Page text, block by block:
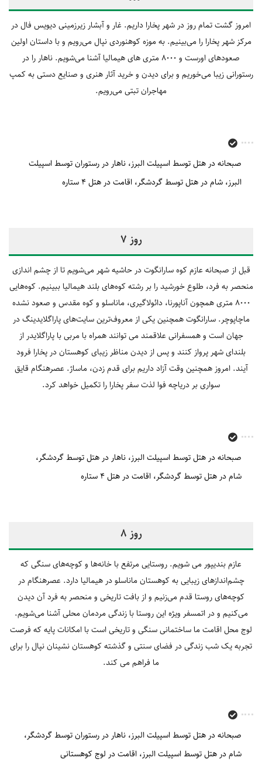
امروز گشت تمام روز در شهر پخارا داریم. غار و آبشار زیرزمینی دیویس فال در
مرکز شهر پخارا را می‌بینیم. به موزه کوهنوردی نپال می‌رویم و با داستان اولین
صعودهای اورست و 8000 متری های هیمالیا آشنا می‌شویم. ناهار را در
رستورانی زیبا می‌خوریم و برای دیدن و خرید آثار هنری و صنایع دستی به کمپ
مهاجران تبتی می‌رویم.
صبحانه در هتل توسط اسپیلت البرز ناهار در رستوران توسط اسپیلت
البرز شام در هتل توسط گردشگر اقامت در هتل 4 ستاره
روز 7
قبل از صبحانه عازم کوه سارانگوت در حاشیه شهر می‌شویم تا از چشم اندازی
منحصر به فرد، طلوع خورشید را بر رشته کوه‌های بلند هیمالیا ببینیم. کوه‌هایی
8000 متری همچون آناپورنا، دائولاگیری، ماناسلو و کوه مقدس و صعود نشده
ماچاپوچر. سارانگوت همچنین یکی از معروف‌ترین سایت‌های پاراگلایدینگ در
جهان است و همسفرانی علاقمند می توانند همراه با مربی با پاراگلایدر از
بلندای شهر پرواز کنند و پس از دیدن مناظر زیبای کوهستان در پخارا فرود
آیند. امروز همچنین وقت آزاد داریم برای قدم زدن، ماساژ. عصرهنگام قایق
سواری بر دریاچه فوا لذت سفر پخارا را تکمیل خواهد کرد.
صبحانه در هتل توسط اسپیلت البرز ناهار در هتل توسط گردشگر
شام در هتل توسط گردشگر اقامت در هتل 4 ستاره
روز 8
عازم بندیپور می شویم. روستایی مرتفع با خانه‌ها و کوچه‌های سنگی که
چشم‌اندازهای زیبایی به کوهستان ماناسلو در هیمالیا دارد. عصرهنگام در
کوچه‌های روستا قدم می‌زنیم و از بافت تاریخی و منحصر به فرد آن دیدن
می‌کنیم و در اتمسفر ویژه این روستا با زندگی مردمان محلی آشنا می‌شویم.
لوج محل اقامت ما ساختمانی سنگی و تاریخی است با امکانات پایه که فرصت
تجربه یک شب زندگی در فضای سنتی و گذشته کوهستان نشینان نپال را برای
ما فراهم می کند.
صبحانه در هتل توسط اسپیلت البرز ناهار در رستوران توسط گردشگر
شام در هتل توسط اسپیلت البرز اقامت در لوج کوهستانی